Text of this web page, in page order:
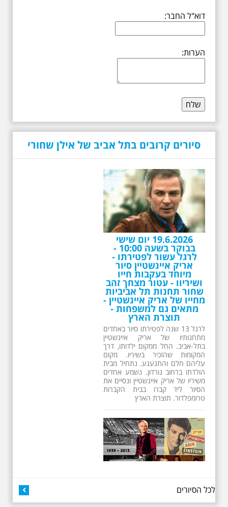
דוא"ל החבר:
הערות:
סיורים קרובים בתל אביב של אילן שחורי
19.6.2026 יום שישי
בבוקר בשעה 10:00 -
לרגל עשור לפטירתו -
אריק איינשטיין סיור
מיוחד בעקבות חייו
ושיריוו - עטור מצחך זהב
שחור תחנות תל אביביות
מחייו של אריק איינשטיין -
מתאים גם למשפחות -
תוצרת הארץ
לרגל 13 שנה לפטירתו סיור באחדים
מתחנותיו של אריק איינשטיין
בתל-אביב. החל ממקום ילדותו, דרך
המקומות שהזכיר בשיריו. מקום
עליהם חלם והתגעגע. נתחיל מבית
הולדתו ברחוב גורדון. נשמע אחדים
משיריו של אריק איינשטיין ונסיים את
הסיור ליד קברו בבית הקברות
טרומפלדור. תוצרת הארץ
לכל הסיורים